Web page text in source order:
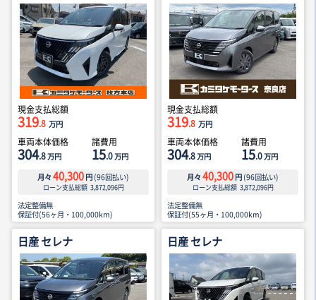
現金支払総額
319.8 万円
車両本体価格
304.8万円
諸費用
15.0万円
月々 40,300 円 (96回払い)
ローン支払総額 3,872,096円
法定整備無
保証付(56ヶ月・100,000km)
現金支払総額
319.8 万円
車両本体価格
304.8万円
諸費用
15.0万円
月々 40,300 円 (96回払い)
ローン支払総額 3,872,096円
法定整備無
保証付(55ヶ月・100,000km)
日産 セレナ 日産 セレナ